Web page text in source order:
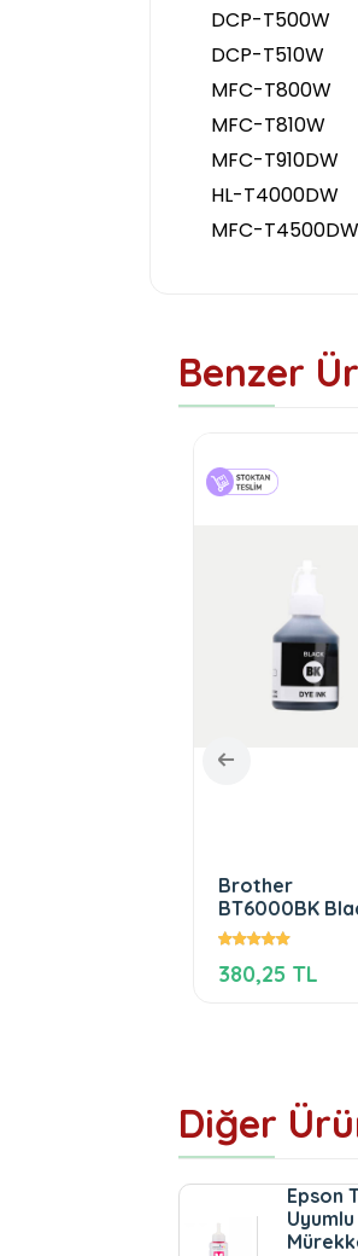
DCP-T500W
DCP-T510W
MFC-T800W
MFC-T810W
MFC-T910DW
HL-T4000DW
MFC-T4500DW
Benzer
Brother
BT6000BK
Uyumlu
380,25 TL
Diğer
Epson
Uyumlu